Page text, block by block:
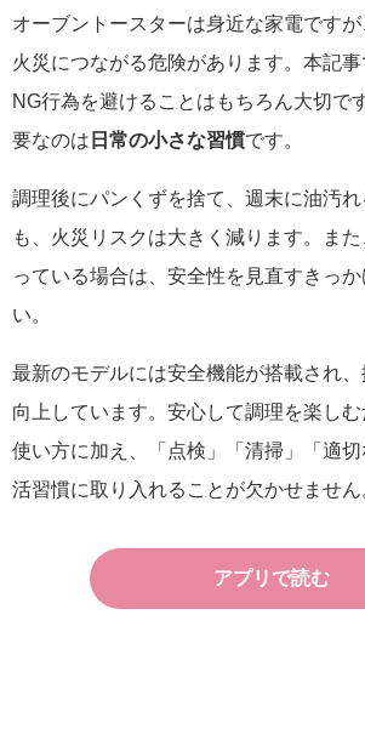
オーブントースターは身近な家電です
火災につながる危険があります。本記
NG行為を避けることはもちろん大切で
要なのは 日常の小さな習慣です。
調理後にパンくずを捨て、週末に油汚
も、火災リスクは大きく減ります。ま
っている場合は、安全性を見直すきっ
い。
最新のモデルには安全機能が搭載され
向上しています。安心して調理を楽し
使い方に加え、「点検」「清掃」「適
活習慣に取り入れることが欠かせません
アプリで読む